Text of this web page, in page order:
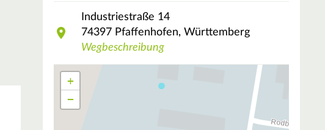
Industriestraße 14
74397 Pfaffenhofen, Württemberg
Wegbeschreibung
+
−